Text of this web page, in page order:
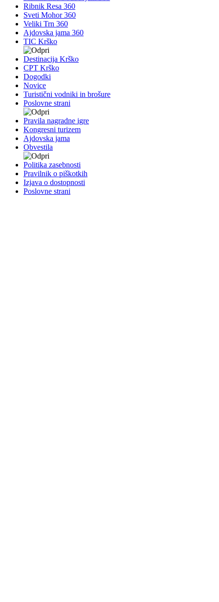
Ribnik Resa 360
Sveti Mohor 360
Veliki Trn 360
Ajdovska jama 360
TIC Krško
Destinacija Krško
CPT Krško
Dogodki
Novice
Turistični vodniki in brošure
Poslovne strani
Pravila nagradne igre
Kongresni turizem
Ajdovska jama
Obvestila
Politika zasebnosti
Pravilnik o piškotkih
Izjava o dostopnosti
Poslovne strani